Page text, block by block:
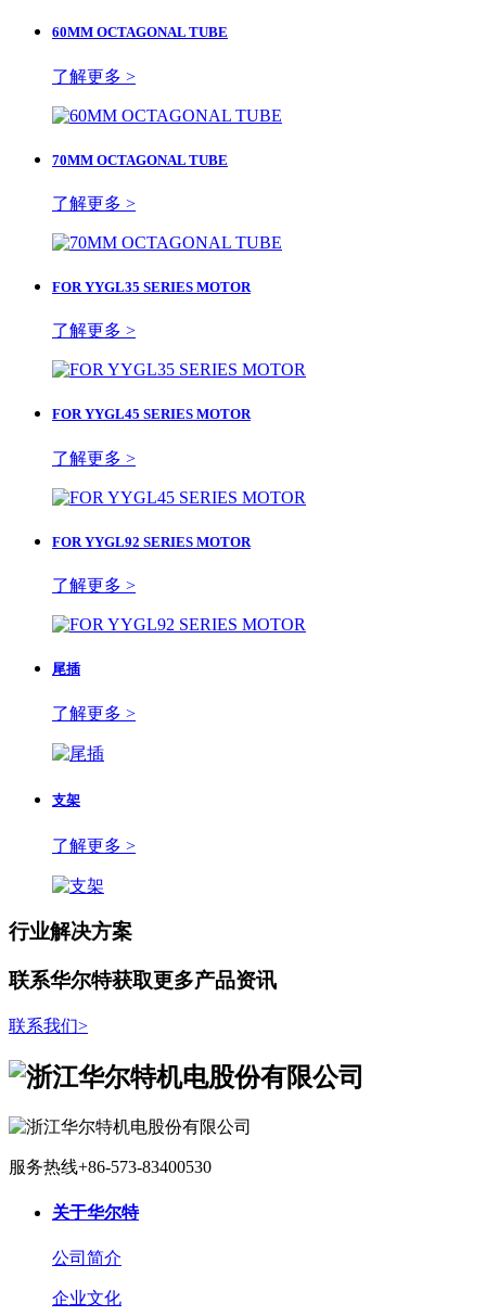
60MM OCTAGONAL TUBE
了解更多 >
70MM OCTAGONAL TUBE
了解更多 >
FOR YYGL35 SERIES MOTOR
了解更多 >
FOR YYGL45 SERIES MOTOR
了解更多 >
FOR YYGL92 SERIES MOTOR
了解更多 >
尾插
了解更多 >
支架
了解更多 >
行业解决方案
联系华尔特获取更多产品资讯
联系我们>
服务热线+86-573-83400530
关于华尔特
公司简介
企业文化